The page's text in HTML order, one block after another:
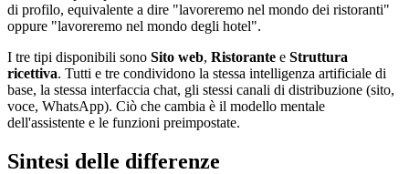
di profilo, equivalente a dire "lavoreremo nel mondo dei ristoranti"
oppure "lavoreremo nel mondo degli hotel".
I tre tipi disponibili sono Sito web, Ristorante e Struttura
ricettiva. Tutti e tre condividono la stessa intelligenza artificiale di
base, la stessa interfaccia chat, gli stessi canali di distribuzione (sito,
voce, WhatsApp). Ciò che cambia è il modello mentale
dell'assistente e le funzioni preimpostate.
Sintesi delle differenze